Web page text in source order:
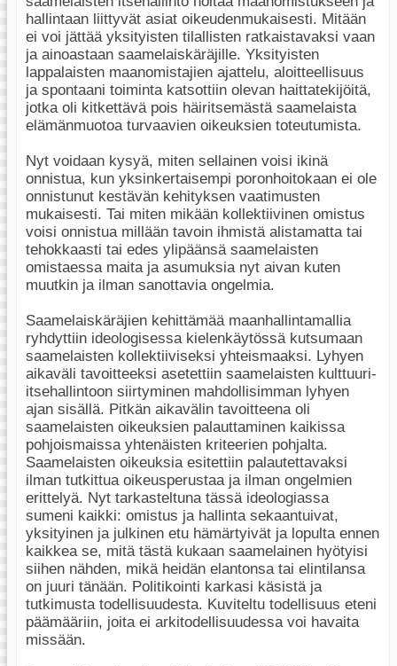
hallintaan liittyvät asiat oikeudenmukaisesti. Mitään
ei voi jättää yksityisten tilallisten ratkaistavaksi vaan
ja ainoastaan saamelaiskäräjille. Yksityisten
lappalaisten maanomistajien ajattelu, aloitteellisuus
ja spontaani toiminta katsottiin olevan haittatekijöitä,
jotka oli kitkettävä pois häiritsemästä saamelaista
elämänmuotoa turvaavien oikeuksien toteutumista.
Nyt voidaan kysyä, miten sellainen voisi ikinä
onnistua, kun yksinkertaisempi poronhoitokaan ei ole
onnistunut kestävän kehityksen vaatimusten
mukaisesti. Tai miten mikään kollektiivinen omistus
voisi onnistua millään tavoin ihmistä alistamatta tai
tehokkaasti tai edes ylipäänsä saamelaisten
omistaessa maita ja asumuksia nyt aivan kuten
muutkin ja ilman sanottavia ongelmia.
Saamelaiskäräjien kehittämää maanhallintamallia
ryhdyttiin ideologisessa kielenkäytössä kutsumaan
saamelaisten kollektiiviseksi yhteismaaksi. Lyhyen
aikaväli tavoitteeksi asetettiin saamelaisten kulttuuri-
itsehallintoon siirtyminen mahdollisimman lyhyen
ajan sisällä. Pitkän aikavälin tavoitteena oli
saamelaisten oikeuksien palauttaminen kaikissa
pohjoismaissa yhtenäisten kriteerien pohjalta.
Saamelaisten oikeuksia esitettiin palautettavaksi
ilman tutkittua oikeusperustaa ja ilman ongelmien
erittelyä. Nyt tarkasteltuna tässä ideologiassa
sumeni kaikki: omistus ja hallinta sekaantuivat,
yksityinen ja julkinen etu hämärtyivät ja lopulta ennen
kaikkea se, mitä tästä kukaan saamelainen hyötyisi
siihen nähden, mikä heidän elantonsa tai elintilansa
on juuri tänään. Politikointi karkasi käsistä ja
tutkimusta todellisuudesta. Kuviteltu todellisuus eteni
päämääriin, joita ei arkitodellisuudessa voi havaita
missään.